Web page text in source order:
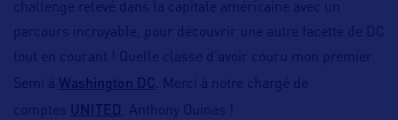
challenge relevé dans la capitale américaine avec un
parcours incroyable, pour découvrir une autre facette de DC
tout en courant ! Quelle classe d’avoir couru mon premier
Semi à Washington DC
. Merci à notre chargé de
comptes UNITED , Anthony Ouinas !